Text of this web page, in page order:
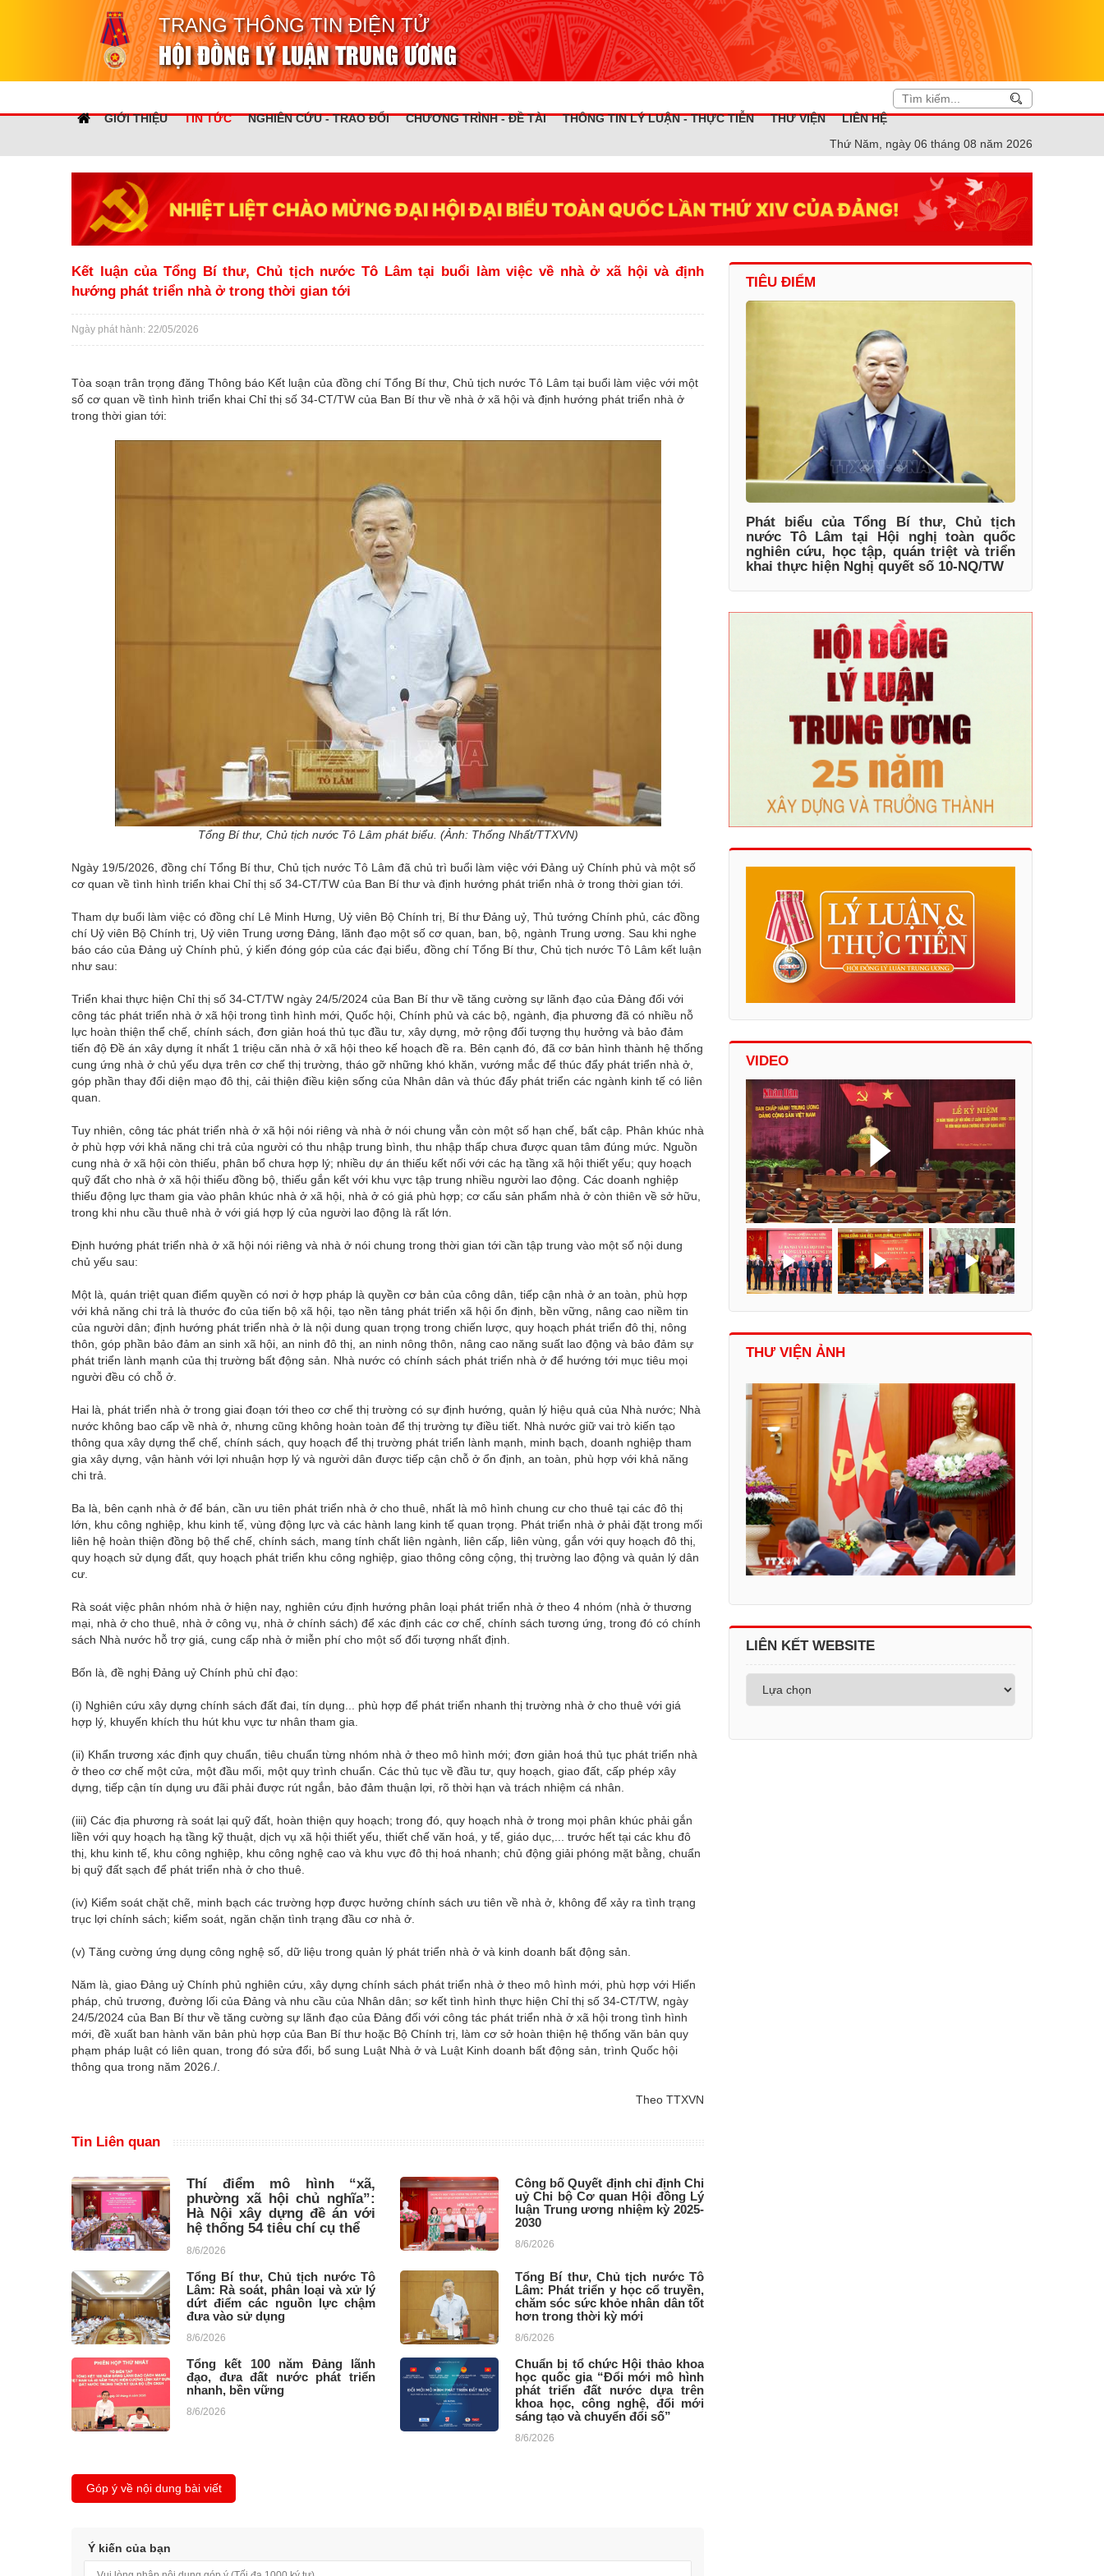
TRANG THÔNG TIN ĐIỆN TỬ
HỘI ĐỒNG LÝ LUẬN TRUNG ƯƠNG
GIỚI THIỆU TIN TỨC NGHIÊN CỨU - TRAO ĐỔI CHƯƠNG TRÌNH - ĐỀ TÀI THÔNG TIN LÝ LUẬN - THỰC TIỄN THƯ VIỆN
LIÊN HỆ
Thứ Năm, ngày 06 tháng 08 năm 2026
Kết luận của Tổng Bí thư, Chủ tịch nước Tô Lâm tại buổi làm việc về nhà ở xã hội và định
hướng phát triển nhà ở trong thời gian tới
Ngày phát hành: 22/05/2026
Tòa soạn trân trọng đăng Thông báo Kết luận của đồng chí Tổng Bí thư, Chủ tịch nước Tô Lâm tại buổi làm việc với một
số cơ quan về tình hình triển khai Chỉ thị số 34-CT/TW của Ban Bí thư về nhà ở xã hội và định hướng phát triển nhà ở
trong thời gian tới:
Tổng Bí thư, Chủ tịch nước Tô Lâm phát biểu. (Ảnh: Thống Nhất/TTXVN)
Ngày 19/5/2026, đồng chí Tổng Bí thư, Chủ tịch nước Tô Lâm đã chủ trì buổi làm việc với Đảng uỷ Chính phủ và một số
cơ quan về tình hình triển khai Chỉ thị số 34-CT/TW của Ban Bí thư và định hướng phát triển nhà ở trong thời gian tới.
Tham dự buổi làm việc có đồng chí Lê Minh Hưng, Uỷ viên Bộ Chính trị, Bí thư Đảng uỷ, Thủ tướng Chính phủ, các đồng
chí Uỷ viên Bộ Chính trị, Uỷ viên Trung ương Đảng, lãnh đạo một số cơ quan, ban, bộ, ngành Trung ương. Sau khi nghe
báo cáo của Đảng uỷ Chính phủ, ý kiến đóng góp của các đại biểu, đồng chí Tổng Bí thư, Chủ tịch nước Tô Lâm kết luận
như sau:
Triển khai thực hiện Chỉ thị số 34-CT/TW ngày 24/5/2024 của Ban Bí thư về tăng cường sự lãnh đạo của Đảng đối với
công tác phát triển nhà ở xã hội trong tình hình mới, Quốc hội, Chính phủ và các bộ, ngành, địa phương đã có nhiều nỗ
lực hoàn thiện thể chế, chính sách, đơn giản hoá thủ tục đầu tư, xây dựng, mở rộng đối tượng thụ hưởng và bảo đảm
tiến độ Đề án xây dựng ít nhất 1 triệu căn nhà ở xã hội theo kế hoạch đề ra. Bên cạnh đó, đã cơ bản hình thành hệ thống
cung ứng nhà ở chủ yếu dựa trên cơ chế thị trường, tháo gỡ những khó khăn, vướng mắc để thúc đẩy phát triển nhà ở,
góp phần thay đổi diện mạo đô thị, cải thiện điều kiện sống của Nhân dân và thúc đẩy phát triển các ngành kinh tế có liên
quan.
Tuy nhiên, công tác phát triển nhà ở xã hội nói riêng và nhà ở nói chung vẫn còn một số hạn chế, bất cập. Phân khúc nhà
ở phù hợp với khả năng chi trả của người có thu nhập trung bình, thu nhập thấp chưa được quan tâm đúng mức. Nguồn
cung nhà ở xã hội còn thiếu, phân bổ chưa hợp lý; nhiều dự án thiếu kết nối với các hạ tầng xã hội thiết yếu; quy hoạch
quỹ đất cho nhà ở xã hội thiếu đồng bộ, thiếu gắn kết với khu vực tập trung nhiều người lao động. Các doanh nghiệp
thiếu động lực tham gia vào phân khúc nhà ở xã hội, nhà ở có giá phù hợp; cơ cấu sản phẩm nhà ở còn thiên về sở hữu,
trong khi nhu cầu thuê nhà ở với giá hợp lý của người lao động là rất lớn.
Định hướng phát triển nhà ở xã hội nói riêng và nhà ở nói chung trong thời gian tới cần tập trung vào một số nội dung
chủ yếu sau:
Một là, quán triệt quan điểm quyền có nơi ở hợp pháp là quyền cơ bản của công dân, tiếp cận nhà ở an toàn, phù hợp
với khả năng chi trả là thước đo của tiến bộ xã hội, tạo nền tảng phát triển xã hội ổn định, bền vững, nâng cao niềm tin
của người dân; định hướng phát triển nhà ở là nội dung quan trọng trong chiến lược, quy hoạch phát triển đô thị, nông
thôn, góp phần bảo đảm an sinh xã hội, an ninh đô thị, an ninh nông thôn, nâng cao năng suất lao động và bảo đảm sự
phát triển lành mạnh của thị trường bất động sản. Nhà nước có chính sách phát triển nhà ở để hướng tới mục tiêu mọi
người đều có chỗ ở.
Hai là, phát triển nhà ở trong giai đoạn tới theo cơ chế thị trường có sự định hướng, quản lý hiệu quả của Nhà nước; Nhà
nước không bao cấp về nhà ở, nhưng cũng không hoàn toàn để thị trường tự điều tiết. Nhà nước giữ vai trò kiến tạo
thông qua xây dựng thể chế, chính sách, quy hoạch để thị trường phát triển lành mạnh, minh bạch, doanh nghiệp tham
gia xây dựng, vận hành với lợi nhuận hợp lý và người dân được tiếp cận chỗ ở ổn định, an toàn, phù hợp với khả năng
chi trả.
Ba là, bên cạnh nhà ở để bán, cần ưu tiên phát triển nhà ở cho thuê, nhất là mô hình chung cư cho thuê tại các đô thị
lớn, khu công nghiệp, khu kinh tế, vùng động lực và các hành lang kinh tế quan trọng. Phát triển nhà ở phải đặt trong mối
liên hệ hoàn thiện đồng bộ thể chế, chính sách, mang tính chất liên ngành, liên cấp, liên vùng, gắn với quy hoạch đô thị,
quy hoạch sử dụng đất, quy hoạch phát triển khu công nghiệp, giao thông công cộng, thị trường lao động và quản lý dân
cư.
Rà soát việc phân nhóm nhà ở hiện nay, nghiên cứu định hướng phân loại phát triển nhà ở theo 4 nhóm (nhà ở thương
mại, nhà ở cho thuê, nhà ở công vụ, nhà ở chính sách) để xác định các cơ chế, chính sách tương ứng, trong đó có chính
sách Nhà nước hỗ trợ giá, cung cấp nhà ở miễn phí cho một số đối tượng nhất định.
Bốn là, đề nghị Đảng uỷ Chính phủ chỉ đạo:
(i) Nghiên cứu xây dựng chính sách đất đai, tín dụng... phù hợp để phát triển nhanh thị trường nhà ở cho thuê với giá
hợp lý, khuyến khích thu hút khu vực tư nhân tham gia.
(ii) Khẩn trương xác định quy chuẩn, tiêu chuẩn từng nhóm nhà ở theo mô hình mới; đơn giản hoá thủ tục phát triển nhà
ở theo cơ chế một cửa, một đầu mối, một quy trình chuẩn. Các thủ tục về đầu tư, quy hoạch, giao đất, cấp phép xây
dựng, tiếp cận tín dụng ưu đãi phải được rút ngắn, bảo đảm thuận lợi, rõ thời hạn và trách nhiệm cá nhân.
(iii) Các địa phương rà soát lại quỹ đất, hoàn thiện quy hoạch; trong đó, quy hoạch nhà ở trong mọi phân khúc phải gắn
liền với quy hoạch hạ tầng kỹ thuật, dịch vụ xã hội thiết yếu, thiết chế văn hoá, y tế, giáo dục,... trước hết tại các khu đô
thị, khu kinh tế, khu công nghiệp, khu công nghệ cao và khu vực đô thị hoá nhanh; chủ động giải phóng mặt bằng, chuẩn
bị quỹ đất sạch để phát triển nhà ở cho thuê.
(iv) Kiểm soát chặt chẽ, minh bạch các trường hợp được hưởng chính sách ưu tiên về nhà ở, không để xảy ra tình trạng
trục lợi chính sách; kiểm soát, ngăn chặn tình trạng đầu cơ nhà ở.
(v) Tăng cường ứng dụng công nghệ số, dữ liệu trong quản lý phát triển nhà ở và kinh doanh bất động sản.
Năm là, giao Đảng uỷ Chính phủ nghiên cứu, xây dựng chính sách phát triển nhà ở theo mô hình mới, phù hợp với Hiến
pháp, chủ trương, đường lối của Đảng và nhu cầu của Nhân dân; sơ kết tình hình thực hiện Chỉ thị số 34-CT/TW, ngày
24/5/2024 của Ban Bí thư về tăng cường sự lãnh đạo của Đảng đối với công tác phát triển nhà ở xã hội trong tình hình
mới, đề xuất ban hành văn bản phù hợp của Ban Bí thư hoặc Bộ Chính trị, làm cơ sở hoàn thiện hệ thống văn bản quy
phạm pháp luật có liên quan, trong đó sửa đổi, bổ sung Luật Nhà ở và Luật Kinh doanh bất động sản, trình Quốc hội
thông qua trong năm 2026./.
Theo TTXVN
Tin Liên quan
Thí điểm mô hình “xã,
phường xã hội chủ nghĩa”:
Hà Nội xây dựng đề án với
hệ thống 54 tiêu chí cụ thể
8/6/2026
Công bố Quyết định chỉ định Chi
uỷ Chi bộ Cơ quan Hội đồng Lý
luận Trung ương nhiệm kỳ 2025-
2030
8/6/2026
Tổng Bí thư, Chủ tịch nước Tô
Lâm: Rà soát, phân loại và xử lý
dứt điểm các nguồn lực chậm
đưa vào sử dụng
8/6/2026
Tổng Bí thư, Chủ tịch nước Tô
Lâm: Phát triển y học cổ truyền,
chăm sóc sức khỏe nhân dân tốt
hơn trong thời kỳ mới
8/6/2026
Tổng kết 100 năm Đảng lãnh
đạo, đưa đất nước phát triển
nhanh, bền vững
8/6/2026
Chuẩn bị tổ chức Hội thảo khoa
học quốc gia “Đổi mới mô hình
phát triển đất nước dựa trên
khoa học, công nghệ, đổi mới
sáng tạo và chuyển đổi số”
8/6/2026
Góp ý về nội dung bài viết
Ý kiến của bạn
TIÊU ĐIỂM
Phát biểu của Tổng Bí thư, Chủ tịch
nước Tô Lâm tại Hội nghị toàn quốc
nghiên cứu, học tập, quán triệt và triển
khai thực hiện Nghị quyết số 10-NQ/TW
VIDEO
THƯ VIỆN ẢNH
LIÊN KẾT WEBSITE